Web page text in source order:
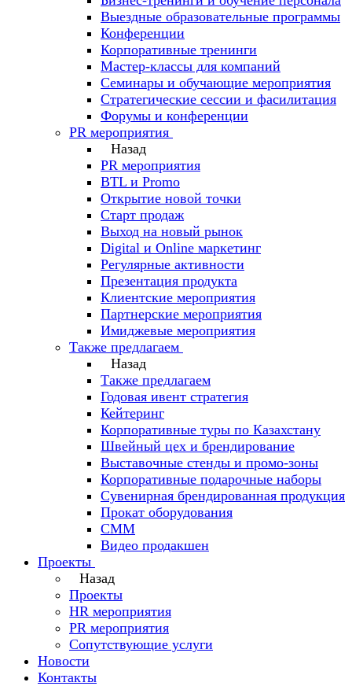
Выездные образовательные программы
Конференции
Корпоративные тренинги
Мастер-классы для компаний
Семинары и обучающие мероприятия
Стратегические сессии и фасилитация
Форумы и конференции
PR мероприятия
Назад
PR мероприятия
BTL и Promo
Открытие новой точки
Старт продаж
Выход на новый рынок
Digital и Online маркетинг
Регулярные активности
Презентация продукта
Клиентские мероприятия
Партнерские мероприятия
Имиджевые мероприятия
Также предлагаем
Назад
Также предлагаем
Годовая ивент стратегия
Кейтеринг
Корпоративные туры по Казахстану
Швейный цех и брендирование
Выставочные стенды и промо-зоны
Корпоративные подарочные наборы
Сувенирная брендированная продукция
Прокат оборудования
СММ
Видео продакшен
Проекты
Назад
Проекты
HR мероприятия
PR мероприятия
Сопутствующие услуги
Новости
Контакты